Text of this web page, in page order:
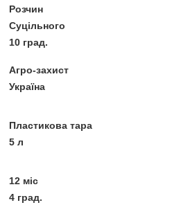
Розчин
Суцільного
10 град.
Агро-захист
Україна
Пластикова тара
5 л
12 міс
4 град.